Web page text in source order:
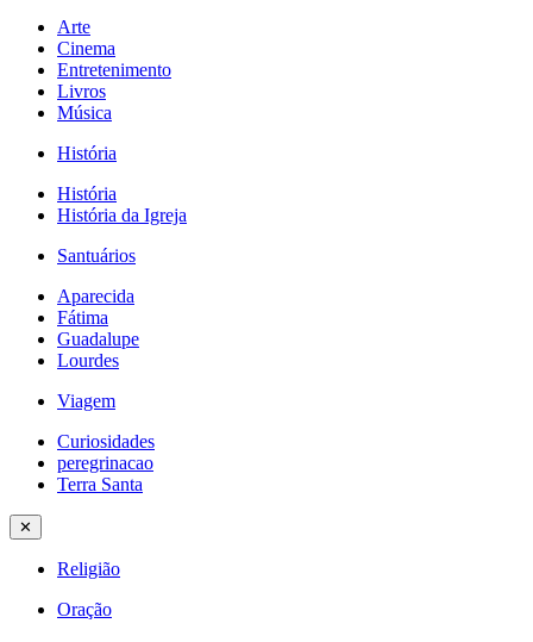
Arte
Cinema
Entretenimento
Livros
Música
História
História
História da Igreja
Santuários
Aparecida
Fátima
Guadalupe
Lourdes
Viagem
Curiosidades
peregrinacao
Terra Santa
✕
Religião
Oração